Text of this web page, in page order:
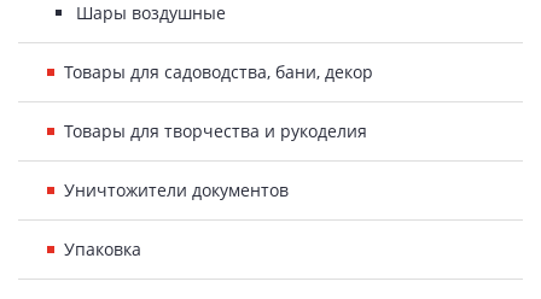
Шары воздушные
Товары для садоводства, бани, декор
Товары для творчества и рукоделия
Уничтожители документов
Упаковка